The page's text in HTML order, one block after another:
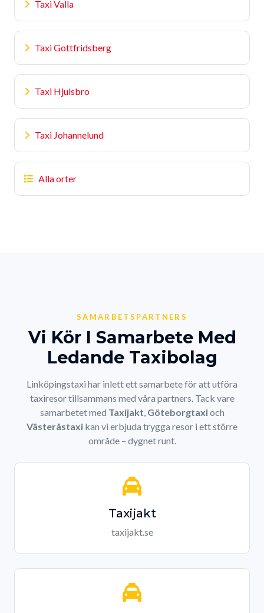
Taxi Valla
Taxi Gottfridsberg
Taxi Hjulsbro
Taxi Johannelund
Alla orter
SAMARBETSPARTNERS
Vi Kör I Samarbete Med
Ledande Taxibolag
Linköpingstaxi har inlett ett samarbete för att utföra
taxiresor tillsammans med våra partners. Tack vare
samarbetet med Taxijakt, Göteborgtaxioch
Västeråstaxi kan vi erbjuda trygga resor i ett större
område – dygnet runt.
Taxijakt
taxijakt.se